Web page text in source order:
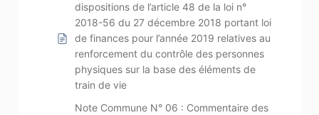
dispositions de l’article 48 de la loi n°
2018-56 du 27 décembre 2018 portant loi
de finances pour l’année 2019 relatives au
renforcement du contrôle des personnes
physiques sur la base des éléments de
train de vie
Note Commune N° 06 : Commentaire des